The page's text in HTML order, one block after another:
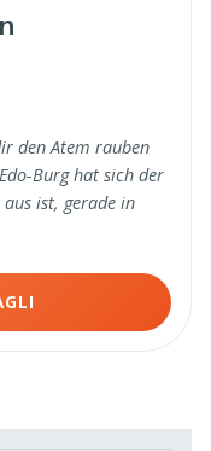
den Atem rauben
Burg hat sich der
ist, gerade in